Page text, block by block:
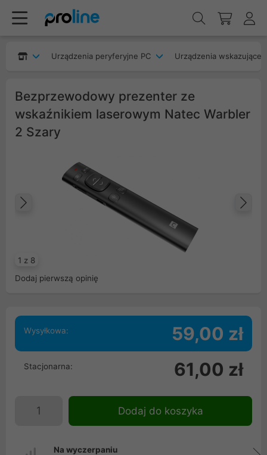
Urządzenia peryferyjne PC Urządzenia wskazujące
Bezprzewodowy prezenter ze
wskaźnikiem laserowym Natec Warbler
2 Szary
1 z 8
Poprzedni
Dodaj pierwszą opinię
Wysyłkowa: 59,00 zł
Stacjonarna: 61,00 zł
Dodaj do koszyka
Na wyczerpaniu